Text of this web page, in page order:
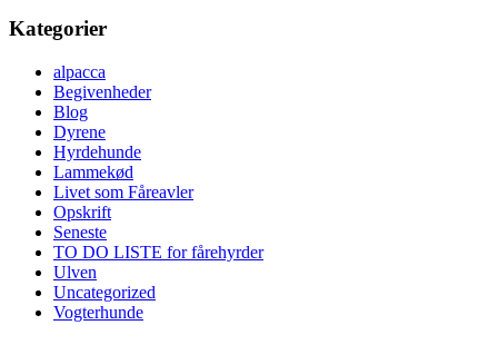
Kategorier
alpacca
Begivenheder
Blog
Dyrene
Hyrdehunde
Lammekød
Livet som Fåreavler
Opskrift
Seneste
TO DO LISTE for fårehyrder
Ulven
Uncategorized
Vogterhunde